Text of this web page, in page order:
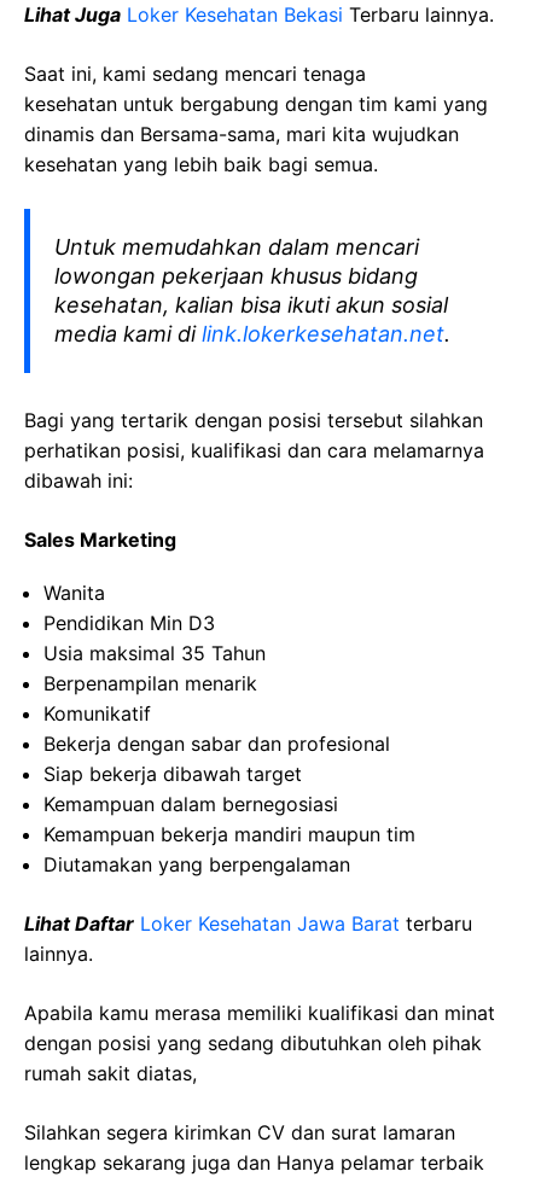
Lihat Juga Loker Kesehatan Bekasi Terbaru lainnya.
Saat ini, kami sedang mencari tenaga
kesehatan untuk bergabung dengan tim kami yang
dinamis dan Bersama-sama, mari kita wujudkan
kesehatan yang lebih baik bagi semua.
Untuk memudahkan dalam mencari
lowongan pekerjaan khusus bidang
kesehatan, kalian bisa ikuti akun sosial
media kami dilink.lokerkesehatan.net.
Bagi yang tertarik dengan posisi tersebut silahkan
perhatikan posisi, kualifikasi dan cara melamarnya
dibawah ini:
Sales Marketing
Wanita
Pendidikan Min D3
Usia maksimal 35 Tahun
Berpenampilan menarik
Komunikatif
Bekerja dengan sabar dan profesional
Siap bekerja dibawah target
Kemampuan dalam bernegosiasi
Kemampuan bekerja mandiri maupun tim
Diutamakan yang berpengalaman
Lihat Daftar Loker Kesehatan Jawa Barat terbaru
lainnya.
Apabila kamu merasa memiliki kualifikasi dan minat
dengan posisi yang sedang dibutuhkan oleh pihak
rumah sakit diatas,
Silahkan segera kirimkan CV dan surat lamaran
lengkap sekarang juga dan Hanya pelamar terbaik